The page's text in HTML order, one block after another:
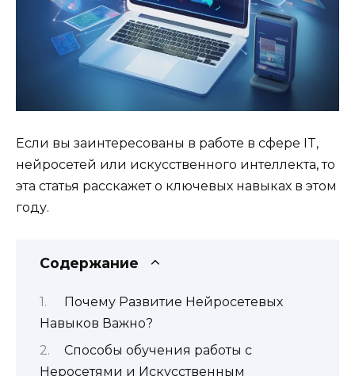
Если вы заинтересованы в работе в сфере IT,
нейросетей или искусственного интеллекта, то
эта статья расскажет о ключевых навыках в этом
году.
Содержание
Почему Развитие Нейросетевых
Навыков Важно?
Способы обучения работы с
Неросетями и Искусственным